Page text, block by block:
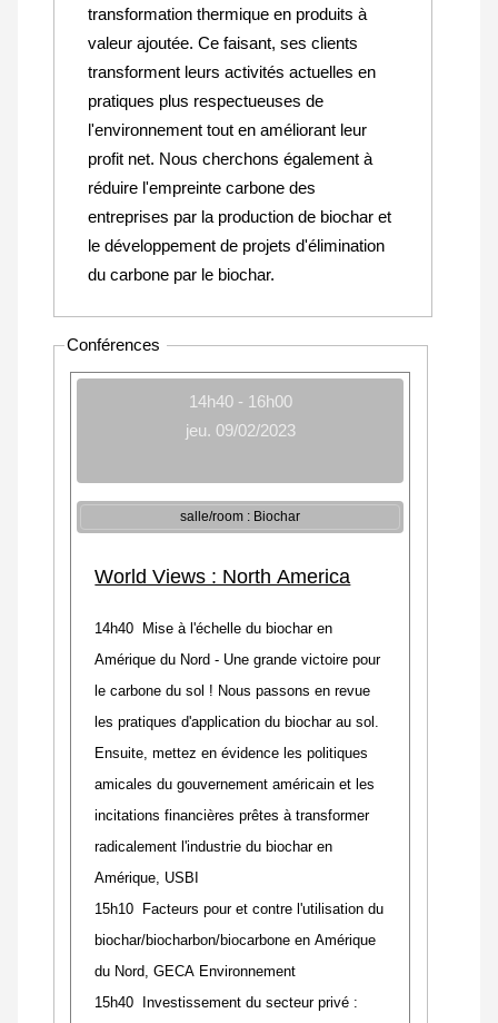
transformation thermique en produits à
valeur ajoutée. Ce faisant, ses clients
transforment leurs activités actuelles en
pratiques plus respectueuses de
l'environnement tout en améliorant leur
profit net. Nous cherchons également à
réduire l'empreinte carbone des
entreprises par la production de biochar et
le développement de projets d'élimination
du carbone par le biochar.
Conférences
14h40 - 16h00
jeu. 09/02/2023
salle/room : Biochar
World Views : North America
14h40 Mise à l'échelle du biochar en
Amérique du Nord - Une grande victoire pour
le carbone du sol ! Nous passons en revue
les pratiques d'application du biochar au sol.
Ensuite, mettez en évidence les politiques
amicales du gouvernement américain et les
incitations financières prêtes à transformer
radicalement l'industrie du biochar en
Amérique, USBI
15h10 Facteurs pour et contre l'utilisation du
biochar/biocharbon/biocarbone en Amérique
du Nord, GECA Environnement
15h40 Investissement du secteur privé :